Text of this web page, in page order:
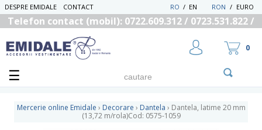
DESPRE EMIDALE CONTACT RON / EURO
EN
/
RO
Telefon contact (mobil): 0722.609.312 / 0723.531.822 /
0
Mercerie online Emidale › Decorare › Dantela › Dantela, latime 20 mm
(13,72 m/rola)Cod: 0575-1059